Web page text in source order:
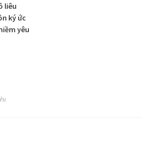
liêu
ký ức
yêu